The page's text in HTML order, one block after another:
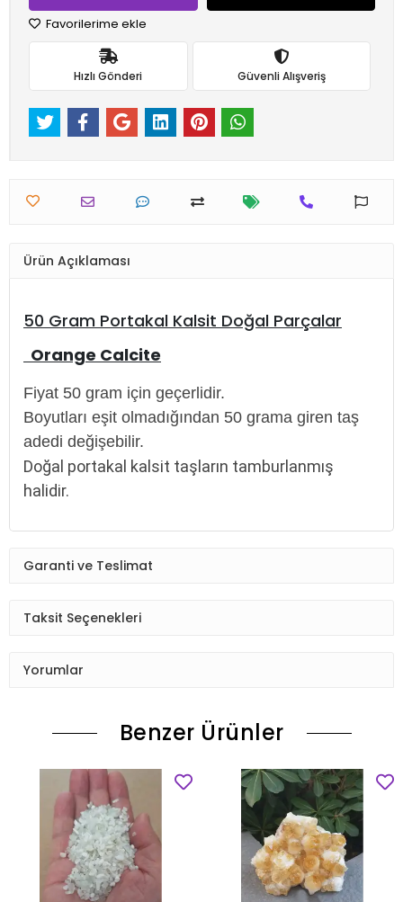
Favorilerime ekle
Hızlı Gönderi Güvenli Alışveriş
Ürün Açıklaması
50 Gram Portakal Kalsit Doğal Parçalar
Orange Calcite
Fiyat 50 gram için geçerlidir.
Boyutları eşit olmadığından 50 grama giren taş
adedi değişebilir.
Doğal portakal kalsit taşların tamburlanmış
halidir.
Garanti ve Teslimat
Taksit Seçenekleri
Yorumlar
Benzer Ürünler